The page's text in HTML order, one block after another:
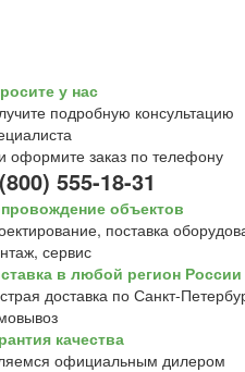
у нас
подробную консультацию
оформите заказ по телефону
555-18-31
объектов
поставка
сервис
в любой регион России
доставка по Санкт-
качества
официальным дилером